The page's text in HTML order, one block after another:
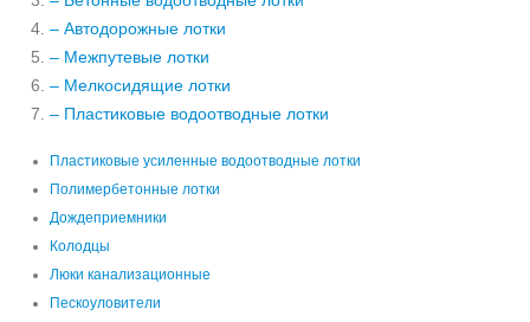
– Автодорожные лотки
– Межпутевые лотки
– Мелкосидящие лотки
– Пластиковые водоотводные лотки
Пластиковые усиленные водоотводные лотки
Полимербетонные лотки
Дождеприемники
Колодцы
Люки канализационные
Пескоуловители